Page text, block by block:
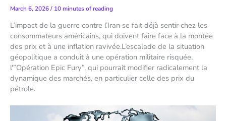
March 6, 2026/ 10 minutes of reading
L’impact de la guerre contre l’Iran se fait déjà sentir chez les
consommateurs américains, qui doivent faire face à la montée
des prix et à une inflation ravivée.L’escalade de la situation
géopolitique a conduit à une opération militaire risquée,
l'”Opération Epic Fury”, qui pourrait modifier radicalement la
dynamique des marchés, en particulier celle des prix du
pétrole.